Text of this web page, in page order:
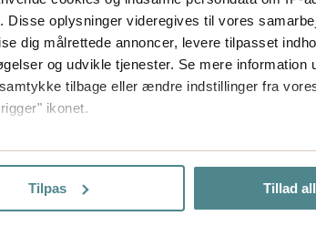
oplysninger videregives til vores
dig målrettede annoncer, levere tilpasset
og udvikle tjenester. Se mere information
tilbage eller ændre indstillinger fra
ikonet.
dens unikke karakteristika (fingerprinting)
Tilpas Tillad